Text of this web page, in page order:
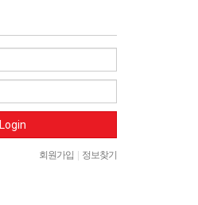
Login
회원가입 정보찾기